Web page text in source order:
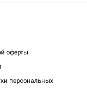
оферты
персональных